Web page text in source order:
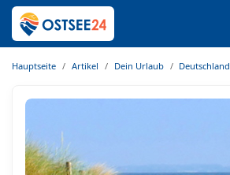
Hauptseite Artikel Dein Urlaub Deutschland